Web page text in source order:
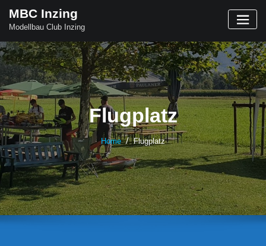
content
MBC Inzing
Modellbau Club Inzing
Flugplatz
Home Flugplatz